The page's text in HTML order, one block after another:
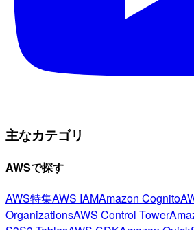
主なカテゴリ
AWSで探す
AWS特集AWS IAMAmazon Cognito
OrganizationsAWS Control Tower